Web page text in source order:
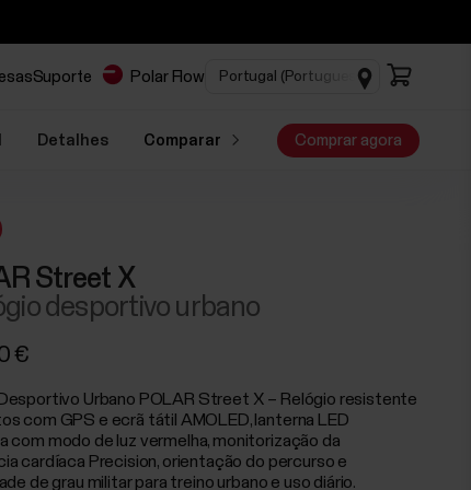
Suporte Polar Flow
Detalhes Comparar Comprar agora
Street X
desportivo urbano
€
Urbano POLAR Street X – Relógio resistente
com GPS e ecrã tátil AMOLED, lanterna LED
com modo de luz vermelha, monitorização da
cardíaca Precision, orientação do percurso e
de grau militar para treino urbano e uso diário.